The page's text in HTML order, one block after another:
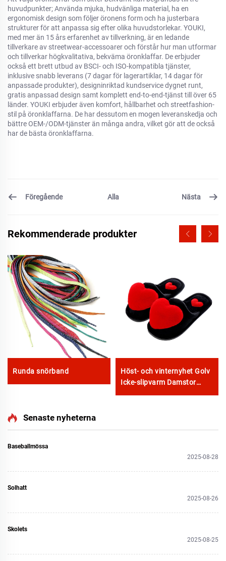
huvudpunkter;Använda mjuka, hudvänliga material, ha en
ergonomisk design som följer öronens form och ha justerbara
strukturer för att anpassa sig efter olika huvudstorlekar. YOUKI,
med mer än 15 års erfarenhet av tillverkning, är en ledande
tillverkare av streetwear-accessoarer och förstår hur man utformar
och tillverkar högkvalitativa, bekväma öronklaffar. De erbjuder
också ett brett utbud av BSCI- och ISO-kompatibla tjänster,
inklusive snabb leverans (7 dagar för lagerartiklar, 14 dagar för
anpassade produkter), designinriktad kundservice dygnet runt,
gratis anpassad design samt komplett end-to-end-tjänst till över 65
länder. YOUKI erbjuder även komfort, hållbarhet och streetfashion-
stil på öronklaffarna. De har dessutom en mogen leveranskedja och
bättre OEM-/ODM-tjänster än många andra, vilket gör att de också
har de bästa öronklaffarna.
Föregående Alla Nästa
Rekommenderade produkter
Runda snörband
Höst- och vinternyhet Golv
Icke-slipvarm Damstor
Senaste nyheterna
Baseballmössa
2025-08-28
Solhatt
2025-08-26
Skolets
2025-08-25